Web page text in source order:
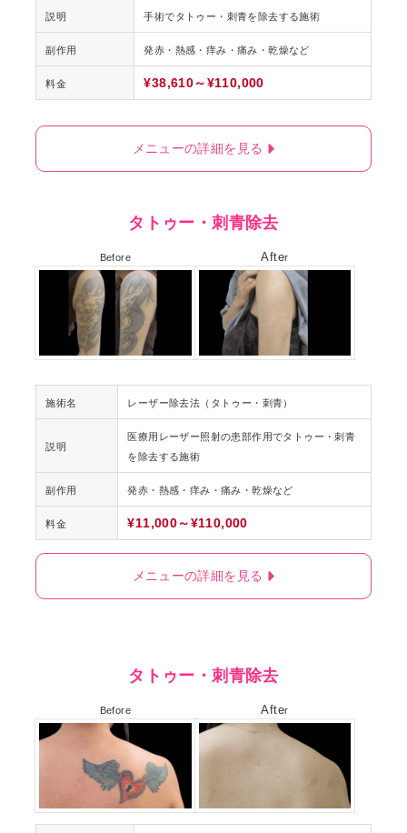
説明 手術でタトゥー・刺青を除去する施術
副作用 発赤・熱感・痒み・痛み・乾燥など
料金 ¥38,610～¥110,000
メニューの詳細を見る
タトゥー・刺青除去
Before After
施術名 レーザー除去法（タトゥー・刺青）
説明
医療用レーザー照射の患部作用でタトゥー・刺青
を除去する施術
副作用 発赤・熱感・痒み・痛み・乾燥など
料金 ¥11,000～¥110,000
メニューの詳細を見る
タトゥー・刺青除去
Before After